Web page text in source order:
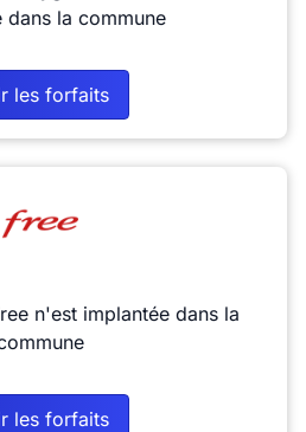
dans la commune
les forfaits
n'est implantée dans la
les forfaits